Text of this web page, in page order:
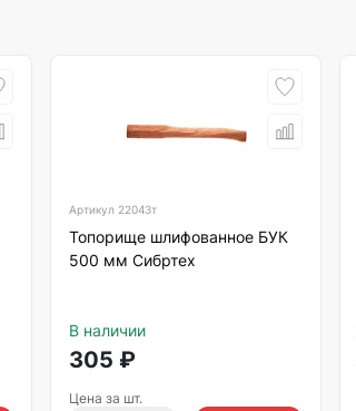
Артикул 22043т
Топорище шлифованное БУК
500 мм Сибртех
В наличии
305 ₽
Цена за шт.